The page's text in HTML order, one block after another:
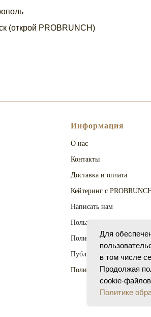
(открой PROBRUNCH)
Информация
О нас
Контакты
Доставка и оплата
Кейтеринг с
Написать нам
Пользовательское
Политика
Публичная оферта
Политика Cookies
Для
в том числе
Продолжая
cookie-
Политике